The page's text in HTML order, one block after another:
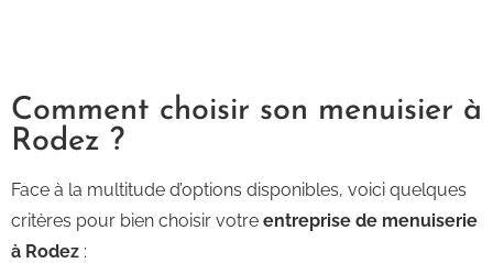
Comment choisir son menuisier à
Rodez ?
Face à la multitude d’options disponibles, voici quelques
critères pour bien choisir votre entreprise de menuiserie
à Rodez :